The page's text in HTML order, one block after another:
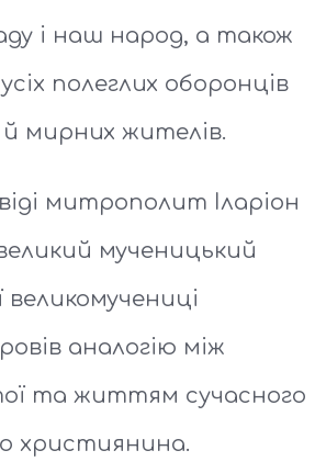
і наш народ, а також
полеглих оборонців
мирних жителів.
митрополит Іларіон
мученицький
великомучениці
аналогію між
та життям сучасного
християнина.